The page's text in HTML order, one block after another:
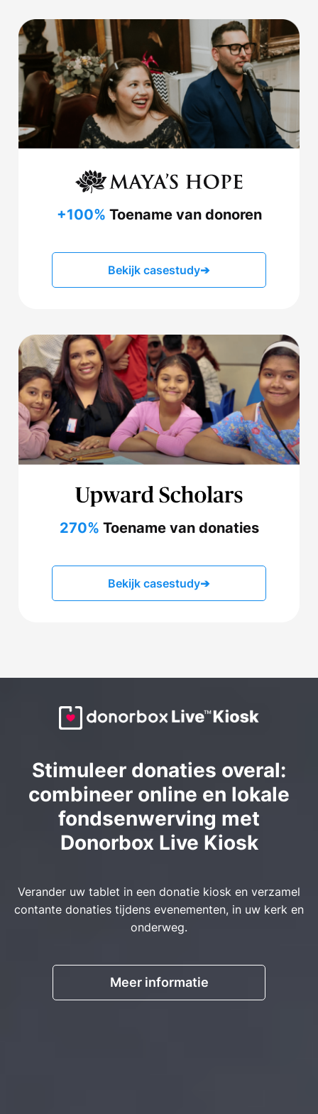
+100% Toename van donoren
Bekijk casestudy➔
270% Toename van donaties
Bekijk casestudy➔
Stimuleer donaties overal:
combineer online en lokale
fondsenwerving met
Donorbox Live Kiosk
Verander uw tablet in een donatie kiosk en verzamel
contante donaties tijdens evenementen, in uw kerk en
onderweg.
Meer informatie